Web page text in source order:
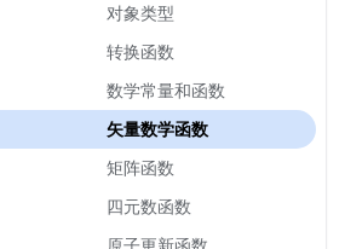
对象类型
转换函数
数学常量和函数
矢量数学函数
矩阵函数
四元数函数